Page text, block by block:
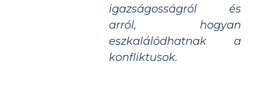
igazságosságról és
arról, hogyan
eszkalálódhatnak a
konfliktusok.